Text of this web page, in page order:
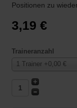
Positionen zu
3,19 €
Traineranzahl
1 Trainer +0,00 €